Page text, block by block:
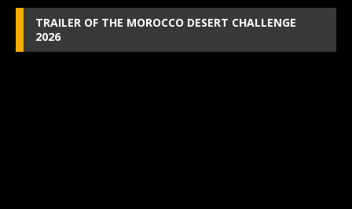
TRAILER OF THE MOROCCO DESERT CHALLENGE
2026